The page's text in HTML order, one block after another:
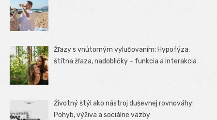
Žľazy s vnútorným vylučovaním: Hypofýza,
štítna žľaza, nadobličky – funkcia a interakcia
Životný štýl ako nástroj duševnej rovnováhy:
Pohyb, výživa a sociálne väzby